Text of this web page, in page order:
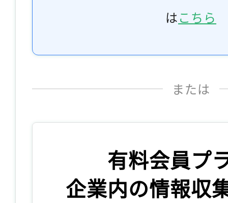
はこちら
または
有料会員プ
企業内の情報収